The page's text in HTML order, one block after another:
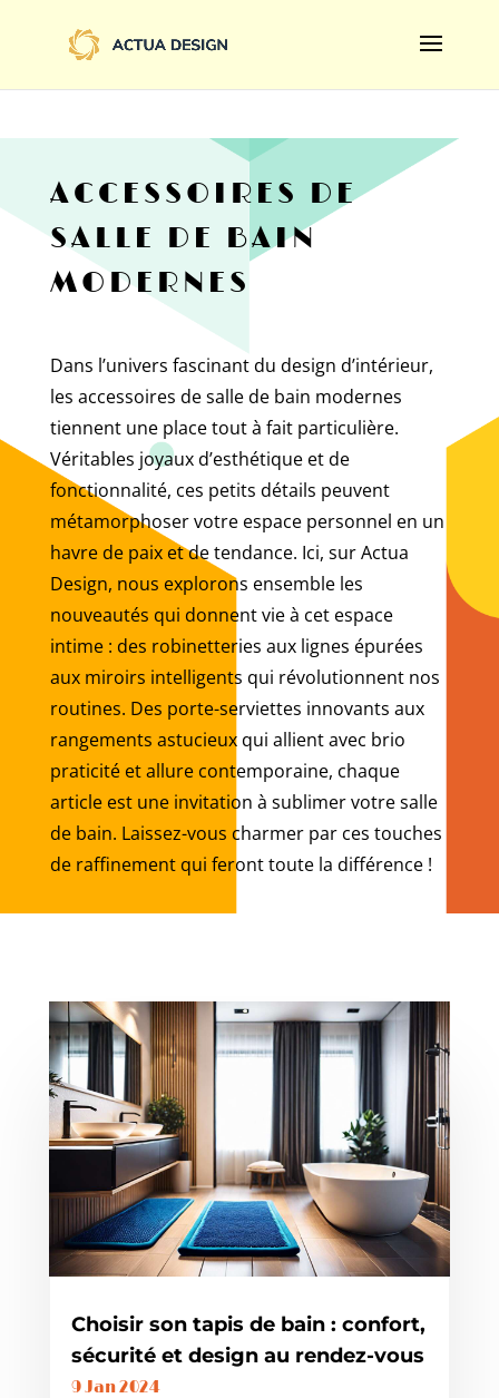
family=Limelight&display=swap');
ACCESSOIRES DE
SALLE DE BAIN
MODERNES
Dans l’univers fascinant du design d’intérieur,
les accessoires de salle de bain modernes
tiennent une place tout à fait particulière.
Véritables joyaux d’esthétique et de
fonctionnalité, ces petits détails peuvent
métamorphoser votre espace personnel en un
havre de paix et de tendance. Ici, sur Actua
Design, nous explorons ensemble les
nouveautés qui donnent vie à cet espace
intime : des robinetteries aux lignes épurées
aux miroirs intelligents qui révolutionnent nos
routines. Des porte-serviettes innovants aux
rangements astucieux qui allient avec brio
praticité et allure contemporaine, chaque
article est une invitation à sublimer votre salle
de bain. Laissez-vous charmer par ces touches
de raffinement qui feront toute la différence !
Choisir son tapis de bain : confort,
sécurité et design au rendez-vous
9 Jan 2024